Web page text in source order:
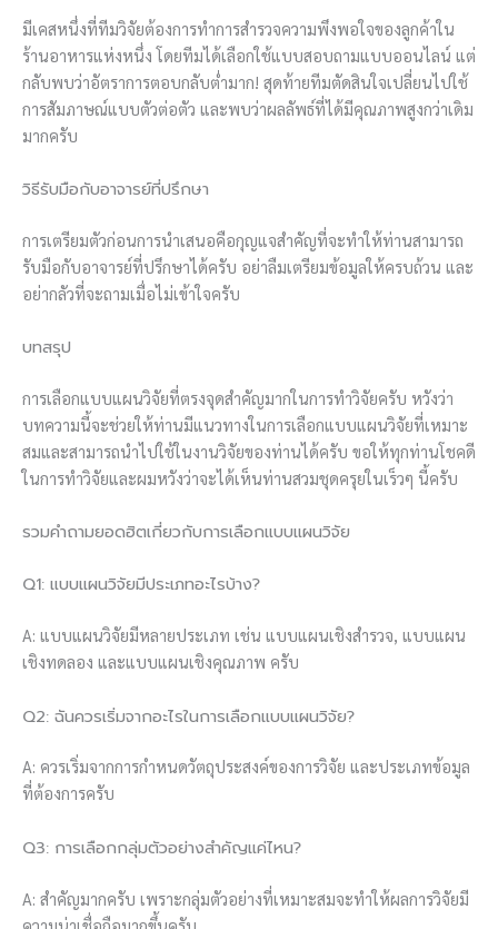
มีเคสหนึ่งที่ทีมวิจัยต้องการทำการสำรวจความพึงพอใจของลูกค้าใน
ร้านอาหารแห่งหนึ่ง โดยทีมได้เลือกใช้แบบสอบถามแบบออนไลน์ แต่
กลับพบว่าอัตราการตอบกลับต่ำมาก! สุดท้ายทีมตัดสินใจเปลี่ยนไปใช้
การสัมภาษณ์แบบตัวต่อตัว และพบว่าผลลัพธ์ที่ได้มีคุณภาพสูงกว่าเดิม
มากครับ
วิธีรับมือกับอาจารย์ที่ปรึกษา
การเตรียมตัวก่อนการนำเสนอคือกุญแจสำคัญที่จะทำให้ท่านสามารถ
รับมือกับอาจารย์ที่ปรึกษาได้ครับ อย่าลืมเตรียมข้อมูลให้ครบถ้วน และ
อย่ากลัวที่จะถามเมื่อไม่เข้าใจครับ
บทสรุป
การเลือกแบบแผนวิจัยที่ตรงจุดสำคัญมากในการทำวิจัยครับ หวังว่า
บทความนี้จะช่วยให้ท่านมีแนวทางในการเลือกแบบแผนวิจัยที่เหมาะ
สมและสามารถนำไปใช้ในงานวิจัยของท่านได้ครับ ขอให้ทุกท่านโชคดี
ในการทำวิจัยและผมหวังว่าจะได้เห็นท่านสวมชุดครุยในเร็วๆ นี้ครับ
รวมคำถามยอดฮิตเกี่ยวกับการเลือกแบบแผนวิจัย
Q1: แบบแผนวิจัยมีประเภทอะไรบ้าง?
A: แบบแผนวิจัยมีหลายประเภท เช่น แบบแผนเชิงสำรวจ, แบบแผน
เชิงทดลอง และแบบแผนเชิงคุณภาพ ครับ
Q2: ฉันควรเริ่มจากอะไรในการเลือกแบบแผนวิจัย?
A: ควรเริ่มจากการกำหนดวัตถุประสงค์ของการวิจัย และประเภทข้อมูล
ที่ต้องการครับ
Q3: การเลือกกลุ่มตัวอย่างสำคัญแค่ไหน?
A: สำคัญมากครับ เพราะกลุ่มตัวอย่างที่เหมาะสมจะทำให้ผลการวิจัยมี
ความน่าเชื่อถือมากขึ้นครับ